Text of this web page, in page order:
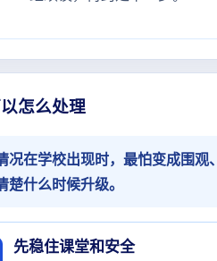
怎么处理
况在学校出现时，最怕变成围观
楚什么时候升级。
先稳住课堂和安全